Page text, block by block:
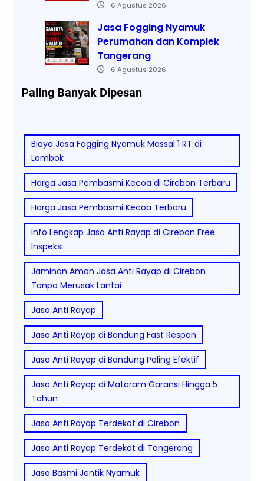
6 Agustus 2026
Jasa Fogging Nyamuk
Perumahan dan Komplek
Tangerang
6 Agustus 2026
Paling Banyak Dipesan
Biaya Jasa Fogging Nyamuk Massal 1 RT di
Lombok
Harga Jasa Pembasmi Kecoa di Cirebon Terbaru
Harga Jasa Pembasmi Kecoa Terbaru
Info Lengkap Jasa Anti Rayap di Cirebon Free
Inspeksi
Jaminan Aman Jasa Anti Rayap di Cirebon
Tanpa Merusak Lantai
Jasa Anti Rayap
Jasa Anti Rayap di Bandung Fast Respon
Jasa Anti Rayap di Bandung Paling Efektif
Jasa Anti Rayap di Mataram Garansi Hingga 5
Tahun
Jasa Anti Rayap Terdekat di Cirebon
Jasa Anti Rayap Terdekat di Tangerang
Jasa Basmi Jentik Nyamuk